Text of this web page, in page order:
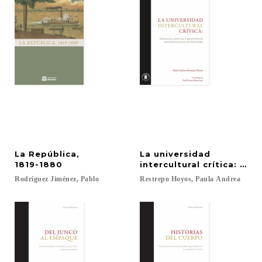
La República,
1819-1880
Rodríguez Jiménez, Pablo
La universidad
intercultural crítica:
Restrepo Hoyos, Paula Andrea